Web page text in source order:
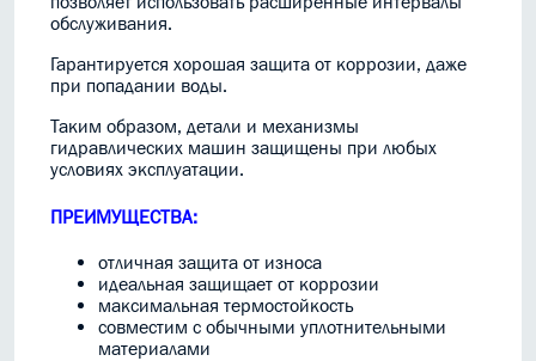
обслуживания.
Гарантируется хорошая защита от коррозии, даже
при попадании воды.
Таким образом, детали и механизмы
гидравлических машин защищены при любых
условиях эксплуатации.
ПРЕИМУЩЕСТВА:
отличная защита от износа
идеальная защищает от коррозии
максимальная термостойкость
совместим с обычными уплотнительными
материалами